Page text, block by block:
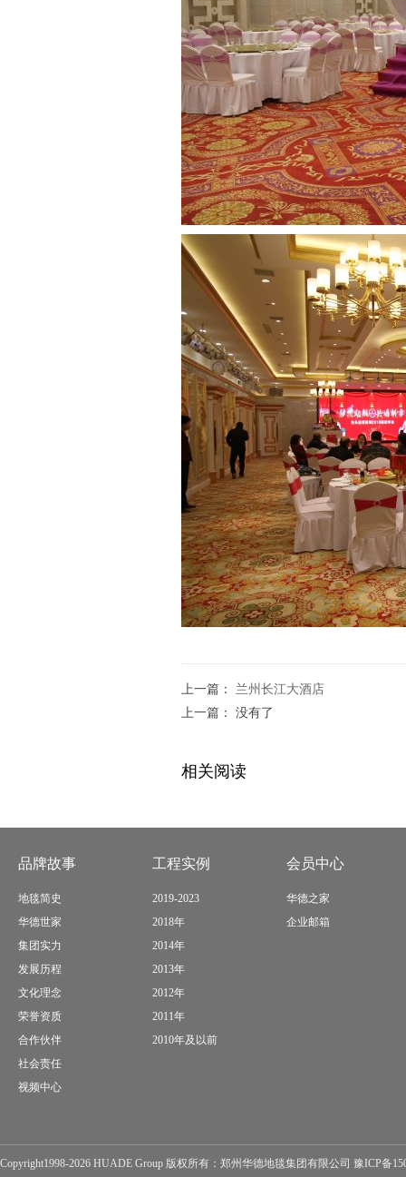
上一篇： 兰州长江大酒店
上一篇： 没有了
相关阅读
品牌故事
地毯简史
华德世家
集团实力
发展历程
文化理念
荣誉资质
合作伙伴
社会责任
视频中心
工程实例
2019-2023
2018年
2014年
2013年
2012年
2011年
2010年及以前
会员中心
华德之家
企业邮箱
Copyright1998-2026 HUADE Group 版权所有：郑州华德地毯集团有限公司 豫ICP备